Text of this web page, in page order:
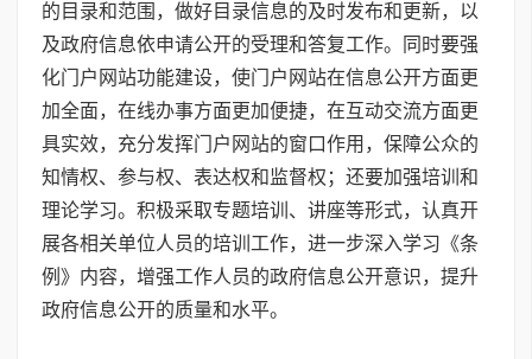
的目录和范围，做好目录信息的及时发布和更新，以
及政府信息依申请公开的受理和答复工作。同时要强
化门户网站功能建设，使门户网站在信息公开方面更
加全面，在线办事方面更加便捷，在互动交流方面更
具实效，充分发挥门户网站的窗口作用，保障公众的
知情权、参与权、表达权和监督权；还要加强培训和
理论学习。积极采取专题培训、讲座等形式，认真开
展各相关单位人员的培训工作，进一步深入学习《条
例》内容，增强工作人员的政府信息公开意识，提升
政府信息公开的质量和水平。